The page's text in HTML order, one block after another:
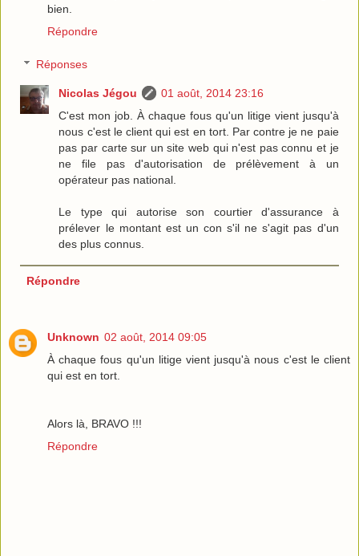
bien.
Répondre
Réponses
Nicolas Jégou
01 août, 2014 23:16
C'est mon job. À chaque fous qu'un litige vient jusqu'à
nous c'est le client qui est en tort. Par contre je ne paie
pas par carte sur un site web qui n'est pas connu et je
ne file pas d'autorisation de prélèvement à un
opérateur pas national.
Le type qui autorise son courtier d'assurance à
prélever le montant est un con s'il ne s'agit pas d'un
des plus connus.
Répondre
Unknown 02 août, 2014 09:05
À chaque fous qu'un litige vient jusqu'à nous c'est le client
qui est en tort.
Alors là, BRAVO !!!
Répondre